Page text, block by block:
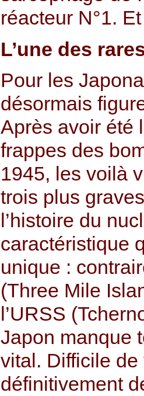
réacteur N°1.
L’une des
Pour les
désormais
Après avoir été
frappes des
1945, les voilà
trois plus
l’histoire du
caractéristique
unique :
(Three Mile
l’URSS
Japon manque
vital. Difficile de
définitivement